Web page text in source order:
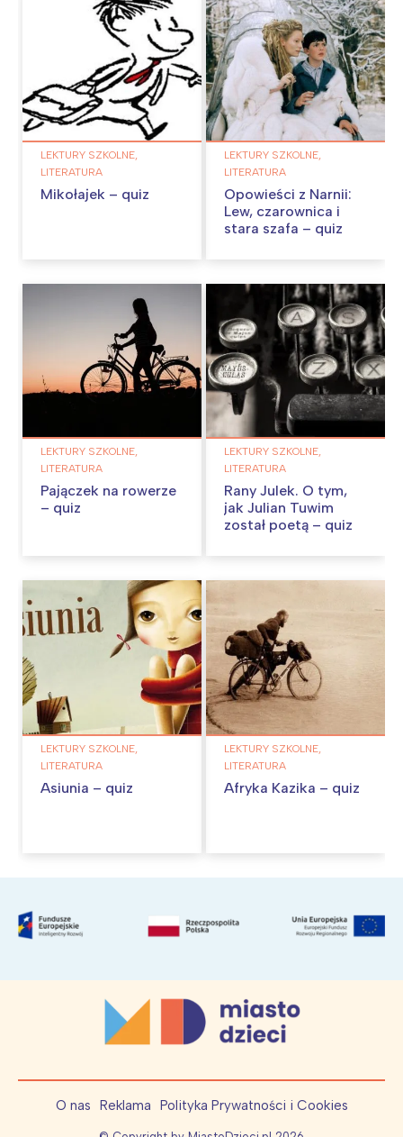
LEKTURY SZKOLNE,
LITERATURA
Mikołajek – quiz
LEKTURY SZKOLNE,
LITERATURA
Opowieści z Narnii:
Lew, czarownica i
stara szafa – quiz
LEKTURY SZKOLNE,
LITERATURA
Pajączek na rowerze
– quiz
LEKTURY SZKOLNE,
LITERATURA
Rany Julek. O tym,
jak Julian Tuwim
został poetą – quiz
LEKTURY SZKOLNE,
LITERATURA
Asiunia – quiz
LEKTURY SZKOLNE,
LITERATURA
Afryka Kazika – quiz
O nas Reklama Polityka Prywatności i Cookies